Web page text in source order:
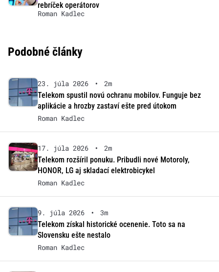
rebríček operátorov
Roman Kadlec
Podobné články
23. júla 2026 •
2m
Telekom spustil novú ochranu mobilov. Funguje bez
aplikácie a hrozby zastaví ešte pred útokom
Roman Kadlec
17. júla 2026 •
2m
Telekom rozšíril ponuku. Pribudli nové Motoroly,
HONOR, LG aj skladací elektrobicykel
Roman Kadlec
9. júla 2026 •
3m
Telekom získal historické ocenenie. Toto sa na
Slovensku ešte nestalo
Roman Kadlec